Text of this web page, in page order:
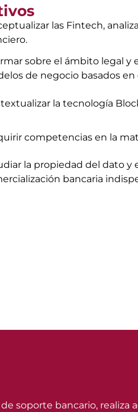
las Fintech,
sobre el ámbito legal y
de negocio basados
la tecnología
competencias en la
la propiedad del dato y
bancaria
soporte bancario, realiza